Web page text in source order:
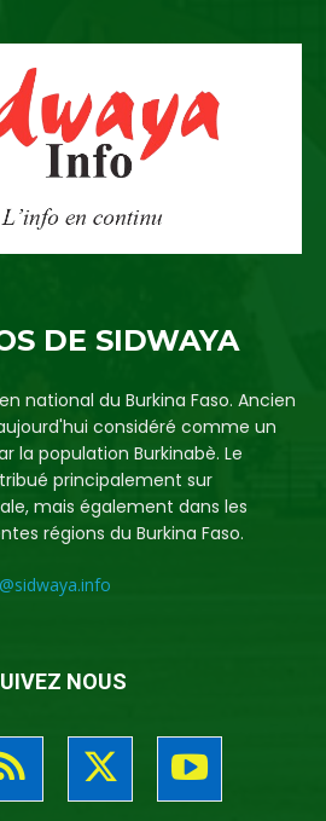
DE SIDWAYA
national du Burkina Faso. Ancien
considéré comme un
la population Burkinabè. Le
principalement sur
mais également dans les
régions du Burkina Faso.
NOUS